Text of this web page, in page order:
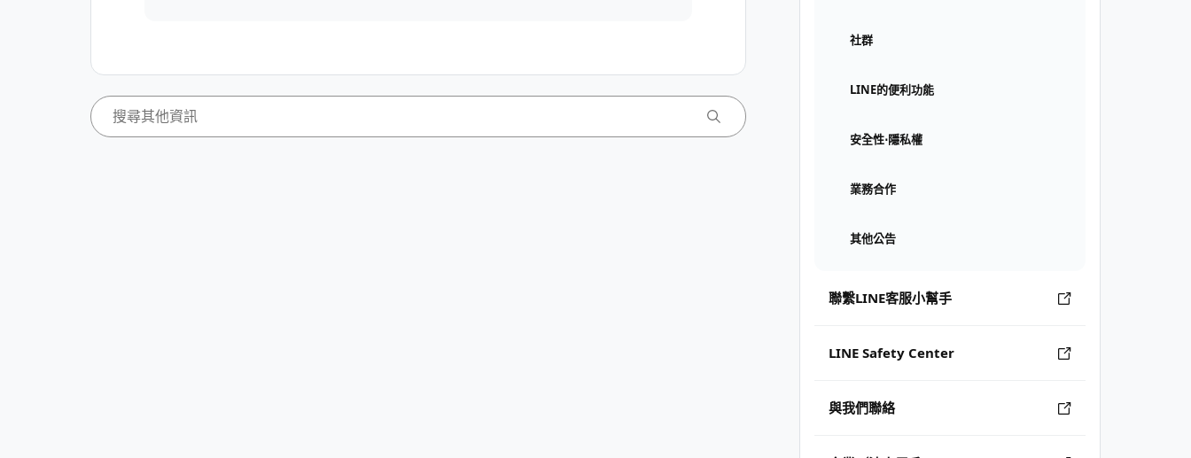
社群
LINE的便利功能
安全性⋅隱私權
業務合作
其他公告
聯繫LINE客服小幫手
LINE Safety Center
與我們聯絡